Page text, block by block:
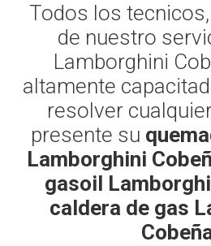
Todos los
de nuestro
Lamborghini
altamente
resolver
presente su
Lamborghini
gasoil
caldera de gas